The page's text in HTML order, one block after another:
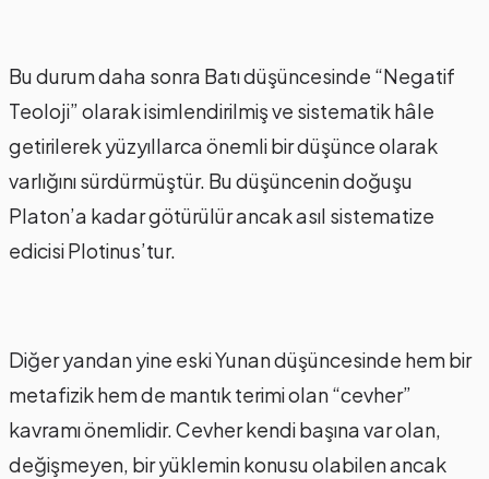
Bu durum daha sonra Batı düşüncesinde “Negatif
Teoloji” olarak isimlendirilmiş ve sistematik hâle
getirilerek yüzyıllarca önemli bir düşünce olarak
varlığını sürdürmüştür. Bu düşüncenin doğuşu
Platon’a kadar götürülür ancak asıl sistematize
edicisi Plotinus’tur.
Diğer yandan yine eski Yunan düşüncesinde hem bir
metafizik hem de mantık terimi olan “cevher”
kavramı önemlidir. Cevher kendi başına var olan,
değişmeyen, bir yüklemin konusu olabilen ancak